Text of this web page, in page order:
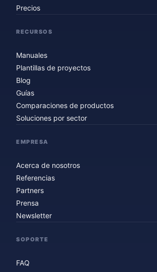
Precios
RECURSOS
Manuales
Plantillas de proyectos
Blog
Guías
Comparaciones de productos
Soluciones por sector
EMPRESA
Acerca de nosotros
Referencias
Partners
Prensa
Newsletter
SOPORTE
FAQ